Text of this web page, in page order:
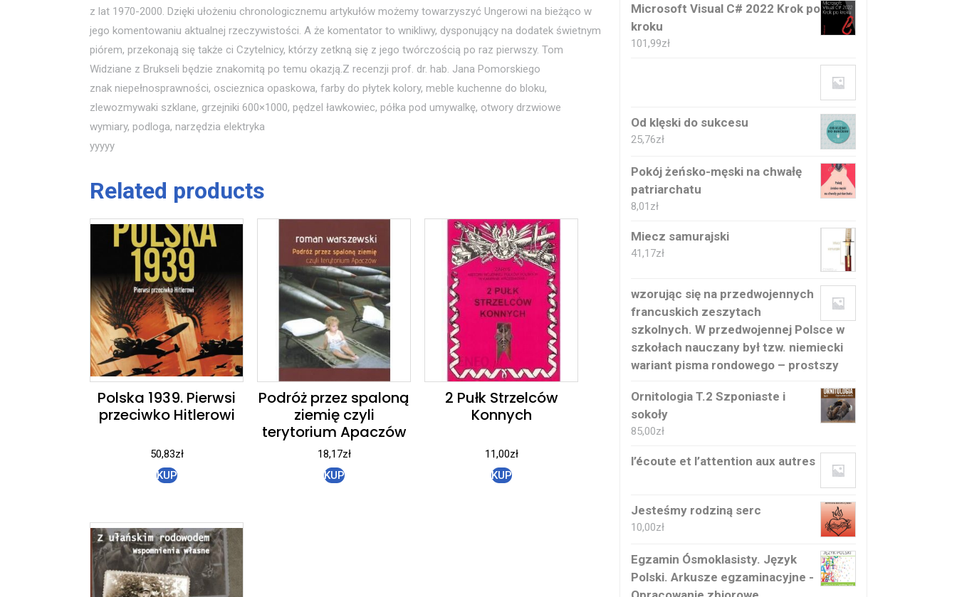
z lat 1970-2000. Dzięki ułożeniu chronologicznemu artykułów możemy towarzyszyć Ungerowi na bieżąco w
jego komentowaniu aktualnej rzeczywistości. A że komentator to wnikliwy, dysponujący na dodatek świetnym
piórem, przekonają się także ci Czytelnicy, którzy zetkną się z jego twórczością po raz pierwszy. Tom
Widziane z Brukseli będzie znakomitą po temu okazją.Z recenzji prof. dr. hab. Jana Pomorskiego
znak niepełnosprawności, oscieznica opaskowa, farby do płytek kolory, meble kuchenne do bloku,
zlewozmywaki szklane, grzejniki 600×1000, pędzel ławkowiec, półka pod umywalkę, otwory drzwiowe
wymiary, podloga, narzędzia elektryka
yyyyy
Related products
Polska 1939. Pierwsi
przeciwko Hitlerowi
50,83zł
KUP
Podróż przez spaloną
ziemię czyli
terytorium Apaczów
18,17zł
KUP
2 Pułk Strzelców
Konnych
11,00zł
KUP
Microsoft Visual C# 2022 Krok po
kroku
101,99zł
Od klęski do sukcesu
25,76zł
Pokój żeńsko-męski na chwałę
patriarchatu
8,01 zł
Miecz samurajski
41,17zł
wzorując się na przedwojennych
francuskich zeszytach
szkolnych. W przedwojennej Polsce w
szkołach nauczany był tzw. niemiecki
wariant pisma rondowego – prostszy
Ornitologia T.2 Szponiaste i
sokoły
85,00zł
l’écoute et l’attention aux autres
Jesteśmy rodziną serc
10,00zł
Egzamin Ósmoklasisty. Język
Polski. Arkusze egzaminacyjne -